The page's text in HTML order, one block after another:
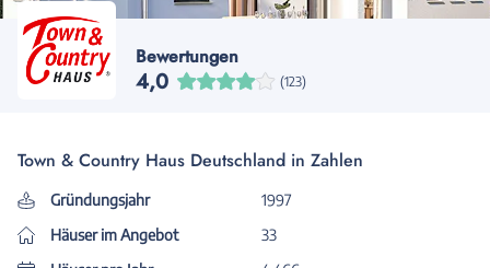
Bewertungen
4,0 (123)
Town & Country Haus Deutschland in Zahlen
Gründungsjahr
1997
Häuser im Angebot
33